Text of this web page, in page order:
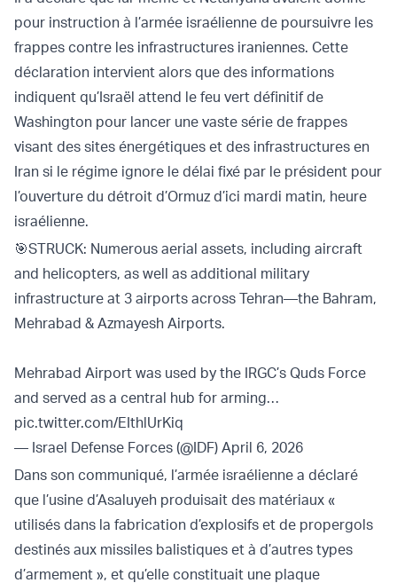
pour instruction à l’armée israélienne de poursuivre les
frappes contre les infrastructures iraniennes. Cette
déclaration intervient alors que des informations
indiquent qu’Israël attend le feu vert définitif de
Washington pour lancer une vaste série de frappes
visant des sites énergétiques et des infrastructures en
Iran si le régime ignore le délai fixé par le président pour
l’ouverture du détroit d’Ormuz d’ici mardi matin, heure
israélienne.
🎯STRUCK: Numerous aerial assets, including aircraft
and helicopters, as well as additional military
infrastructure at 3 airports across Tehran—the Bahram,
Mehrabad & Azmayesh Airports.
Mehrabad Airport was used by the IRGC’s Quds Force
and served as a central hub for arming…
pic.twitter.com/EIthlUrKiq
— Israel Defense Forces (@IDF) April 6, 2026
Dans son communiqué, l’armée israélienne a déclaré
que l’usine d’Asaluyeh produisait des matériaux «
utilisés dans la fabrication d’explosifs et de propergols
destinés aux missiles balistiques et à d’autres types
d’armement », et qu’elle constituait une plaque